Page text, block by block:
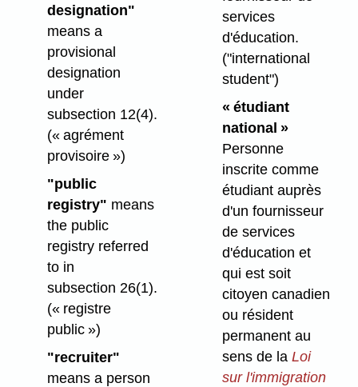
designation"
means a
provisional
designation
under
subsection 12(4).
(« agrément
provisoire »)
"public
registry" means
the public
registry referred
to in
subsection 26(1).
(« registre
public »)
"recruiter"
means a person
services
d'éducation.
("international
student")
« étudiant
national »
Personne
inscrite comme
étudiant auprès
d'un fournisseur
de services
d'éducation et
qui est soit
citoyen canadien
ou résident
permanent au
sens de la Loi
sur l'immigration